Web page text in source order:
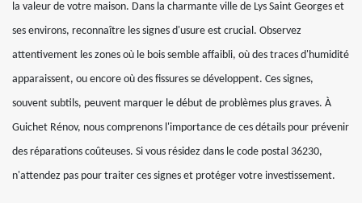
la valeur de votre maison. Dans la charmante ville de Lys Saint Georges et
ses environs, reconnaître les signes d'usure est crucial. Observez
attentivement les zones où le bois semble affaibli, où des traces d'humidité
apparaissent, ou encore où des fissures se développent. Ces signes,
souvent subtils, peuvent marquer le début de problèmes plus graves. À
Guichet Rénov, nous comprenons l'importance de ces détails pour prévenir
des réparations coûteuses. Si vous résidez dans le code postal 36230,
n'attendez pas pour traiter ces signes et protéger votre investissement.